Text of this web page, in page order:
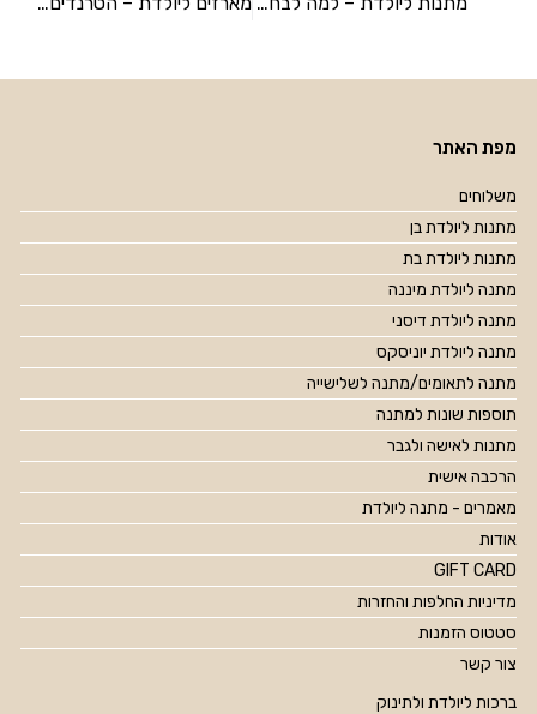
מפת האתר
משלוחים
מתנות ליולדת בן
מתנות ליולדת בת
מתנה ליולדת מיננה
מתנה ליולדת דיסני
מתנה ליולדת יוניסקס
מתנה לתאומים/מתנה לשלישייה
תוספות שונות למתנה
מתנות לאישה ולגבר
הרכבה אישית
מאמרים - מתנה ליולדת
אודות
GIFT CARD
מדיניות החלפות והחזרות
סטטוס הזמנות
צור קשר
ברכות ליולדת ולתינוק